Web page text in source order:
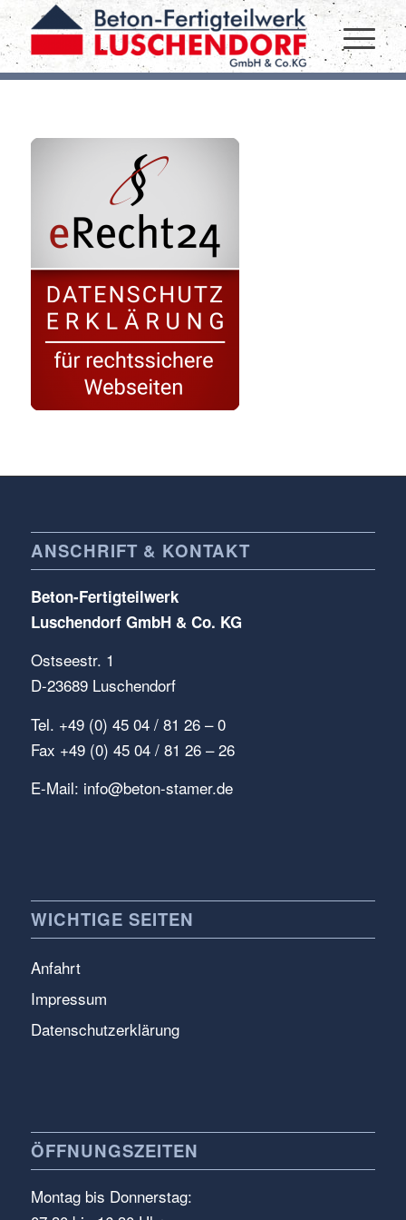
ANSCHRIFT & KONTAKT
Beton-Fertigteilwerk
Luschendorf GmbH & Co. KG
Ostseestr. 1
D-23689 Luschendorf
Tel. +49 (0) 45 04 / 81 26 – 0
Fax +49 (0) 45 04 / 81 26 – 26
E-Mail: info@beton-stamer.de
WICHTIGE SEITEN
Anfahrt
Impressum
Datenschutzerklärung
ÖFFNUNGSZEITEN
Montag bis Donnerstag: